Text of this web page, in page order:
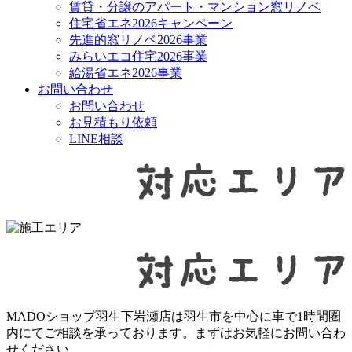
賃貸・分譲のアパート・マンション窓リノベ
住宅省エネ2026キャンペーン
先進的窓リノベ2026事業
みらいエコ住宅2026事業
給湯省エネ2026事業
お問い合わせ
お問い合わせ
お見積もり依頼
LINE相談
MADOショップ羽生下岩瀬店は羽生市を中心に車で1時間圏
内にてご相談を承っております。まずはお気軽にお問い合わ
せください。